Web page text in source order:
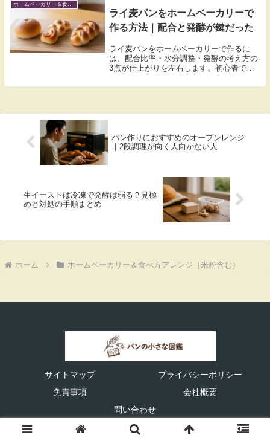
ホームベーカリー＆食べ方アレンジ（米粉含む）
ライ麦パンをホームベーカリーで
作る方法｜配合と発酵が鍵だった
ライ麦パンをホームベーカリーで作るに
は、配合比率・水分調整・発酵の考え方の
3点が仕上がりを左右します。初心者でも
した。
パン作りにおすすめのオーブンレンジ
｜2段調理が向く人向かない人
生イーストは冷凍で発酵は弱る？見極
めと対処の手順まとめ
ホーム ホームベーカリー＆食べ方アレンジ（米粉含む）
サイトマップ
プライバシーポリシー
免責事項
会社概要
問い合わせ
© 2025 パン作りの基本と失敗しないコツがわかる知識整理ガイド.